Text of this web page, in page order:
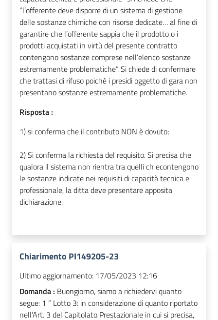
“l’offerente deve disporre di un sistema di gestione
delle sostanze chimiche con risorse dedicate… al fine di
garantire che l’offerente sappia che il prodotto o i
prodotti acquistati in virtù del presente contratto
contengono sostanze comprese nell’elenco sostanze
estremamente problematiche”. Si chiede di confermare
che trattasi di rifuso poiché i presidi oggetto di gara non
presentano sostanze estremamente problematiche.
Risposta :
1) si conferma che il contributo NON è dovuto;
2) Si conferma la richiesta del requisito. Si precisa che
qualora il sistema non rientra tra quelli ch econtengono
le sostanze indicate nei requisiti di capacità tecnica e
professionale, la ditta deve presentare apposita
dichiarazione.
Chiarimento PI149205-23
Ultimo aggiornamento: 17/05/2023 12:16
Domanda : Buongiorno, siamo a richiedervi quanto
segue: 1 “ Lotto 3: in considerazione di quanto riportato
nell’Art. 3 del Capitolato Prestazionale in cui si precisa,